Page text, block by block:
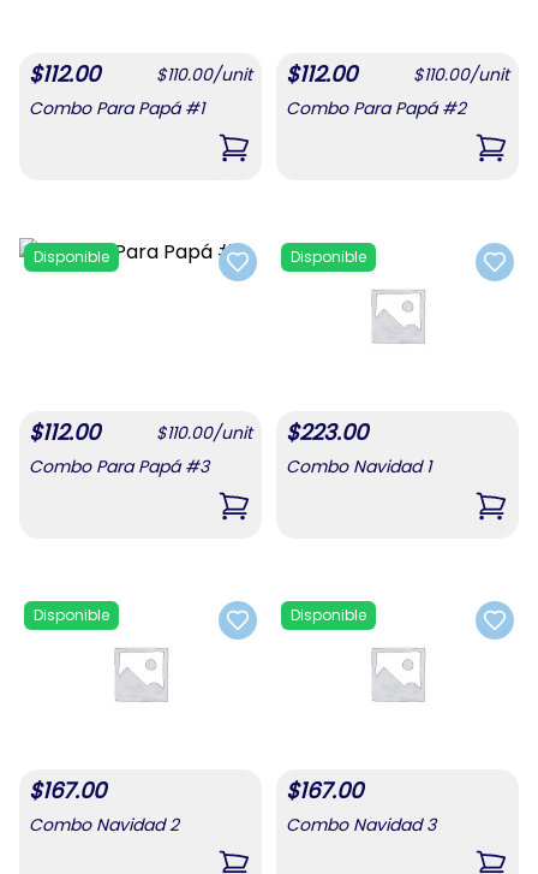
$112.00 $110.00/unit
Combo Para Papá #1
,Combo Para Papá #1
$112.00 $110.00/unit
Combo Para Papá #2
,
Add to favorites
Disponible
$112.00 $110.00/unit
Combo Para Papá #3
,Combo Para Papá #3
Add
Disponible
$223.00
Combo Navidad 1
,
Add to favorites
Disponible
$167.00
Combo Navidad 2
Add
Disponible
$167.00
Combo Navidad 3